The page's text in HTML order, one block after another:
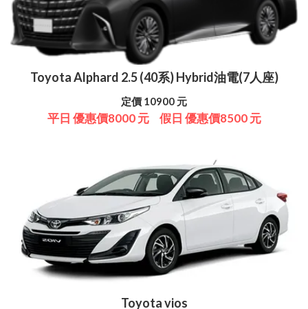
Toyota Alphard 2.5 (40系) Hybrid油電(7人座)
定價 10900 元
平日 優惠價8000 元 假日 優惠價8500 元
Toyota vios